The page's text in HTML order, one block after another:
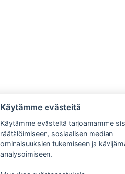
Aukioloajat
Ma-Pe 8-17
La 9-13
Käytämme evästeitä
Käytämme evästeitä tarjoamamme
räätälöimiseen, sosiaalisen median
ominaisuuksien tukemiseen ja
analysoimiseen.